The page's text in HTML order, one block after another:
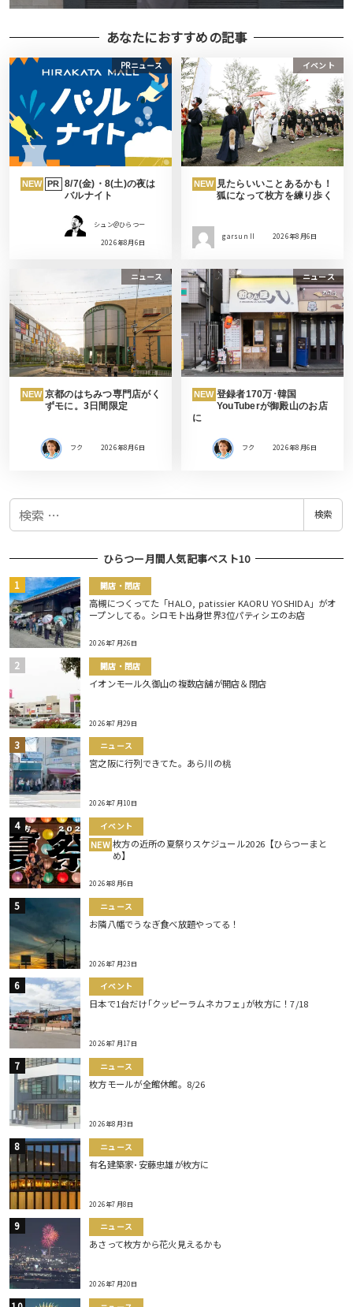
あなたにおすすめの記事
PRニュース
NEW PR 8/7(金)・8(土)の夜は
バルナイト
シュン@ひらつー
2026年8月6日
イベント
NEW 見たらいいことあるかも！
狐になって枚方を練り歩く
garsun II 2026年8月6日
ニュース
NEW 京都のはちみつ専門店がく
ずモに。3日間限定
フク 2026年8月6日
ニュース
NEW 登録者170万･韓国
YouTuberが御殿山のお店
に
フク 2026年8月6日
検
検索
ひらつー月間人気記事ベスト10
開店・閉店
高槻につくってた「HALO, patissier KAORU YOSHIDA」がオ
ープンしてる。シロモト出身世界3位パティシエのお店
2026年7月26日
開店・閉店
イオンモール久御山の複数店舗が開店＆閉店
2026年7月29日
ニュース
宮之阪に行列できてた。あら川の桃
2026年7月10日
イベント
NEW 枚方の近所の夏祭りスケジュール2026【ひらつーまと
め】
2026年8月6日
ニュース
お隣八幡でうなぎ食べ放題やってる！
2026年7月23日
イベント
日本で1台だけ｢クッピーラムネカフェ｣が枚方に！7/18
2026年7月17日
ニュース
枚方モールが全館休館。8/26
2026年8月3日
ニュース
有名建築家･安藤忠雄が枚方に
2026年7月8日
ニュース
あさって枚方から花火見えるかも
2026年7月20日